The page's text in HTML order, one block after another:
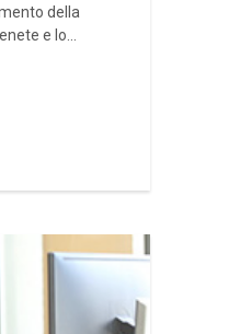
della
e lo...